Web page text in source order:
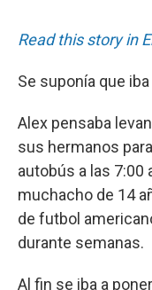
Read this story in
Se suponía que
Alex pensaba
sus hermanos
autobús a las 7:00
muchacho de 14
de futbol
durante semanas.
Al fin se iba a